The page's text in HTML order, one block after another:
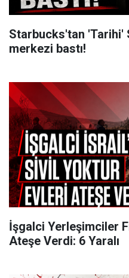
Starbucks'tan 'Tarihi'
merkezi bastı!
İşgalci Yerleşimciler
Ateşe Verdi: 6 Yaralı